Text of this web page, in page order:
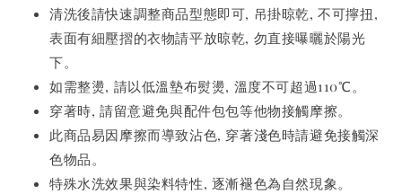
清洗後請快速調整商品型態即可, 吊掛晾乾, 不可擰扭,
表面有細壓摺的衣物請平放晾乾, 勿直接曝曬於陽光
下。
如需整燙, 請以低溫墊布熨燙, 溫度不可超過110℃。
穿著時, 請留意避免與配件包包等他物接觸摩擦。
此商品易因摩擦而導致沾色, 穿著淺色時請避免接觸深
色物品。
特殊水洗效果與染料特性, 逐漸褪色為自然現象。